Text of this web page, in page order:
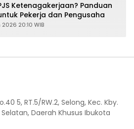
Ketenagakerjaan? Panduan
Pekerja dan Pengusaha
20:10 WIB
5, RT.5/RW.2, Selong, Kec. Kby.
Daerah Khusus Ibukota